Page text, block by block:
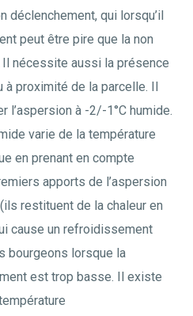
déclenchement, qui lorsqu’il
peut être pire que la non
nécessite aussi la présence
à proximité de la parcelle. Il
l’aspersion à -2/-1°C humide.
varie de la température
en prenant en compte
apports de l’aspersion
restituent de la chaleur en
cause un refroidissement
bourgeons lorsque la
est trop basse. Il existe